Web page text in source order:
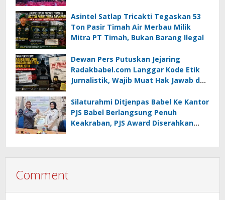
Asintel Satlap Tricakti Tegaskan 53
Ton Pasir Timah Air Merbau Milik
Mitra PT Timah, Bukan Barang Ilegal
Dewan Pers Putuskan Jejaring
Radakbabel.com Langgar Kode Etik
Jurnalistik, Wajib Muat Hak Jawab dan
Silaturahmi Ditjenpas Babel Ke Kantor
PJS Babel Berlangsung Penuh
Keakraban, PJS Award Diserahkan
Comment